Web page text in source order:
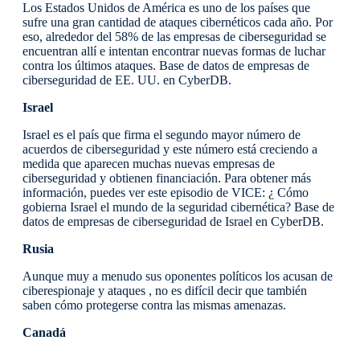
Los Estados Unidos de América es uno de los países que
sufre una gran cantidad de ataques cibernéticos cada año. Por
eso, alrededor del 58% de las empresas de ciberseguridad se
encuentran allí e intentan encontrar nuevas formas de luchar
contra los últimos ataques. Base de datos de empresas de
ciberseguridad de EE. UU. en CyberDB.
Israel
Israel es el país que firma el segundo mayor número de
acuerdos de ciberseguridad y este número está creciendo a
medida que aparecen muchas nuevas empresas de
ciberseguridad y obtienen financiación. Para obtener más
información, puedes ver este episodio de VICE: ¿ Cómo
gobierna Israel el mundo de la seguridad cibernética? Base de
datos de empresas de ciberseguridad de Israel en CyberDB.
Rusia
Aunque muy a menudo sus oponentes políticos los acusan de
ciberespionaje y ataques , no es difícil decir que también
saben cómo protegerse contra las mismas amenazas.
Canadá